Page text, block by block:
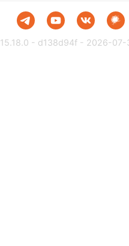
15.18.0 - d138d94f - 2026-07-